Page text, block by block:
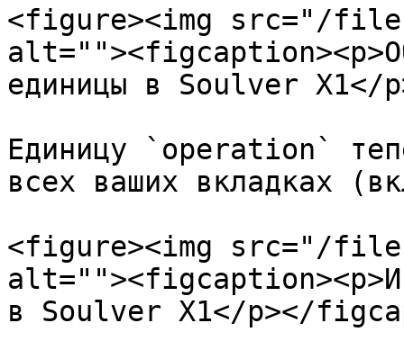
<figure><img src="/
единицы в Soulver
Единицу `operation`
всех ваших вкладках
<figure><img src="/
в Soulver X1</p></